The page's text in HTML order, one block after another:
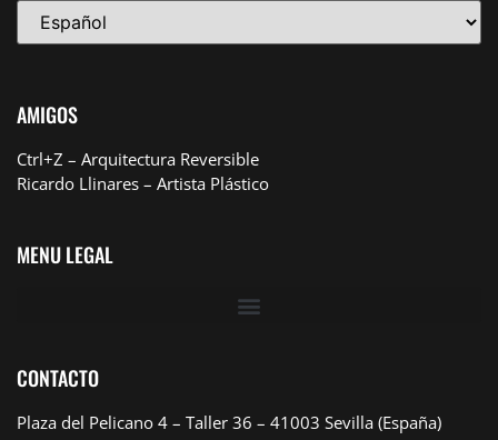
AMIGOS
Ctrl+Z – Arquitectura Reversible
Ricardo Llinares – Artista Plástico
MENU LEGAL
CONTACTO
Plaza del Pelicano 4 – Taller 36 – 41003 Sevilla (España)